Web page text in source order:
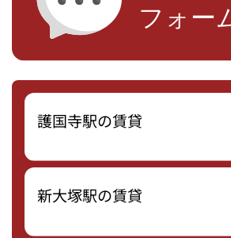
護国寺駅の賃貸
新大塚駅の賃貸